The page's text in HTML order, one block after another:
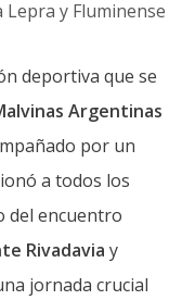
deportiva que se
Argentinas
por un
a todos los
del encuentro
Rivadavia y
jornada crucial